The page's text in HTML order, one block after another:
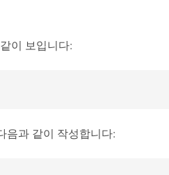
이 보입니다:
음과 같이 작성합니다: